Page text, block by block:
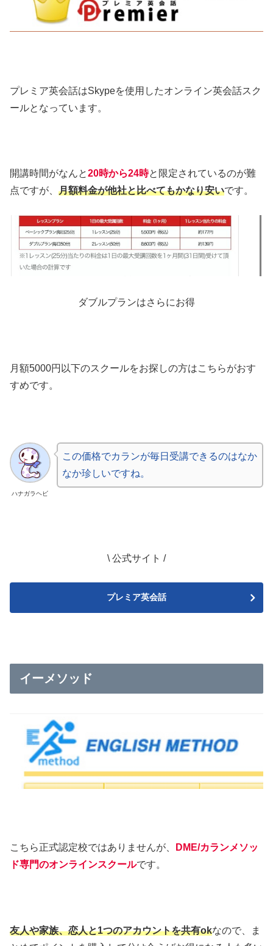
プレミア英会話はSkypeを使用したオンライン英会話スク
ールとなっています。
開講時間がなんと20時から24時と限定されているのが難
点ですが、 月額料金が他社と比べてもかなり安いです。
ダブルプランはさらにお得
月額5000円以下のスクールをお探しの方はこちらがおす
すめです。
ハナガラヘビ
この価格でカランが毎日受講できるのはなか
なか珍しいですね。
\ 公式サイト /
プレミア英会話
イーメソッド
こちら正式認定校ではありませんが、
DME/カランメソッ
ド専門のオンラインスクールです。
友人や家族、恋人と1つのアカウントを共有okなので、ま